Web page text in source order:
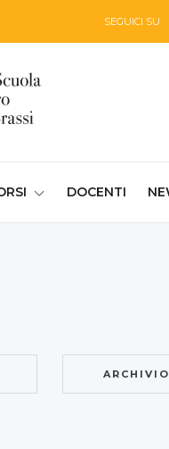
SEGUICI SU
DOCENTI